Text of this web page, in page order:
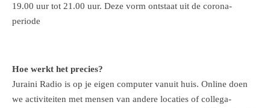
19.00 uur tot 21.00 uur. Deze vorm ontstaat uit de corona-
periode
Hoe werkt het precies?
Juraini Radio is op je eigen computer vanuit huis. Online doen
we activiteiten met mensen van andere locaties of collega-